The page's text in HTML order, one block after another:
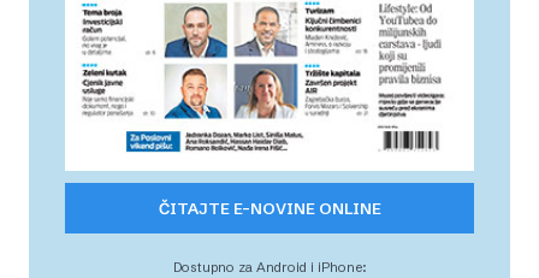
ČITAJTE E-NOVINE ONLINE
Dostupno za Android i iPhone: